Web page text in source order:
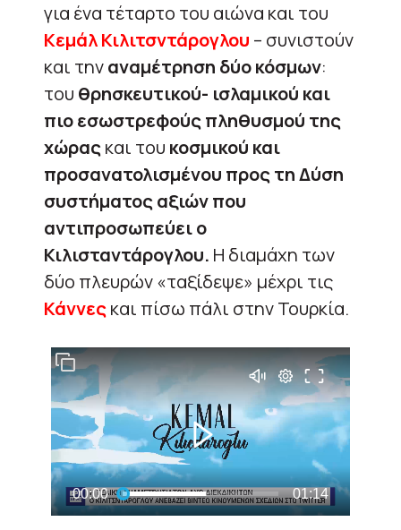
για ένα τέταρτο του αιώνα και του
Κεμάλ Κιλιτσντάρογλου – συνιστούν
και τηναναμέτρηση δύο κόσμων:
του θρησκευτικού- ισλαμικού και
πιο εσωστρεφούς πληθυσμού της
χώραςκαι του κοσμικού και
προσανατολισμένου προς τη Δύση
συστήματος αξιών που
αντιπροσωπεύει ο
Κιλισταντάρογλου. Η διαμάχη των
δύο πλευρών «ταξίδεψε» μέχρι τις
Κάννεςκαι πίσω πάλι στην Τουρκία.